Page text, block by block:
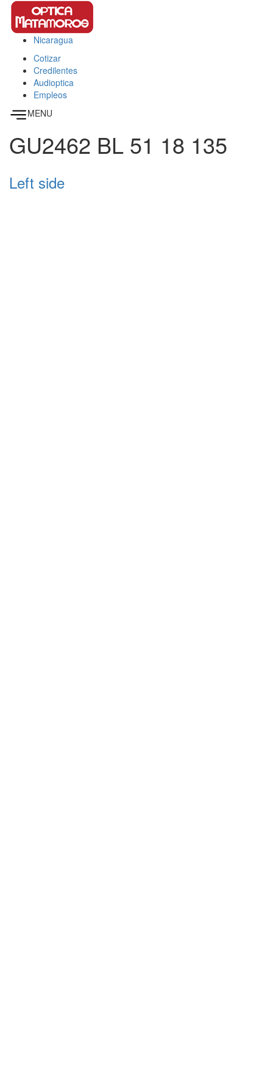
Pasar al contenido principal
This page can't load Google Maps correctly.
Do you own this website?
Nicaragua
Cotizar
Credilentes
Audioptica
Empleos
MENU
GU2462 BL 51 18 135
Left side